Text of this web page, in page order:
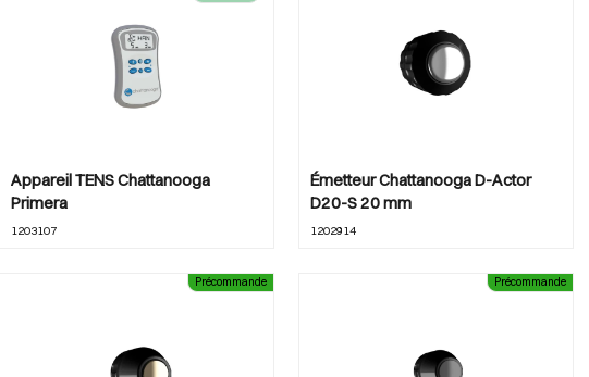
Appareil TENS Chattanooga
Primera
1203107
Émetteur Chattanooga D-Actor
D20-S 20 mm
1202914
Précommande Précommande